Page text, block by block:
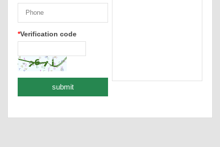
*Verification code